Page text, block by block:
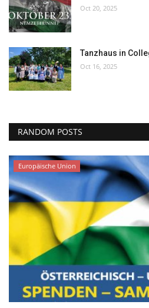
Oct 20, 2025
Tanzhaus in
Oct 16, 2025
RANDOM POSTS
Europäische Union